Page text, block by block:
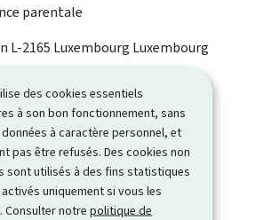
des cookies essentiels
à son bon fonctionnement, sans
à caractère personnel, et
pas être refusés. Des cookies non
sont utilisés à des fins statistiques
uniquement si vous les
Consulter notrepolitique de
parentale
L-2165 Luxembourg Luxembourg